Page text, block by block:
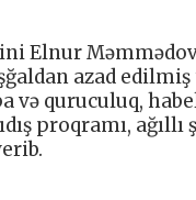
Elnur
azad
və quruculuq,
proqramı,